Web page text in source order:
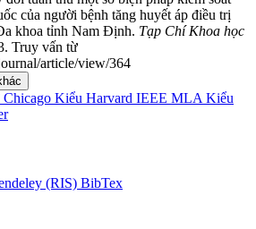
của người bệnh tăng huyết áp điều trị
khoa tỉnh Nam Định. Tạp Chí Khoa học
Truy vấn từ
article/view/364
Chicago Kiểu Harvard IEEE MLA Kiểu
(RIS) BibTex